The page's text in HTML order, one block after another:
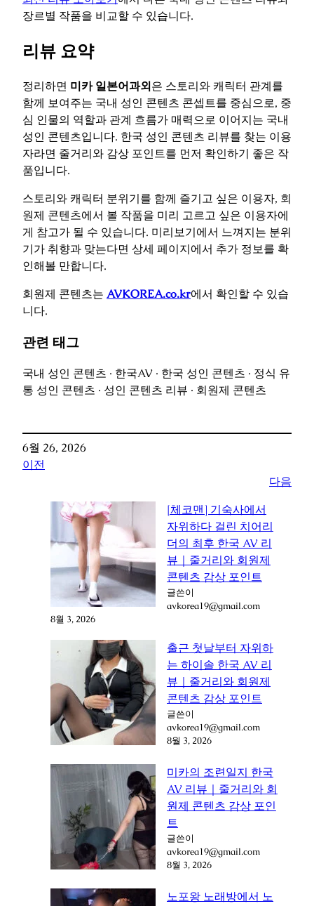
장르별 작품을 비교할 수 있습니다.
리뷰 요약
정리하면 미카 일본어과외은 스토리와 캐릭터 관계를
함께 보여주는 국내 성인 콘텐츠 콘셉트를 중심으로, 중
심 인물의 역할과 관계 흐름가 매력으로 이어지는 국내
성인 콘텐츠입니다. 한국 성인 콘텐츠 리뷰를 찾는 이용
자라면 줄거리와 감상 포인트를 먼저 확인하기 좋은 작
품입니다.
스토리와 캐릭터 분위기를 함께 즐기고 싶은 이용자, 회
원제 콘텐츠에서 볼 작품을 미리 고르고 싶은 이용자에
게 참고가 될 수 있습니다. 미리보기에서 느껴지는 분위
기가 취향과 맞는다면 상세 페이지에서 추가 정보를 확
인해볼 만합니다.
회원제 콘텐츠는 AVKOREA.co.kr에서 확인할 수 있습
니다.
관련 태그
국내 성인 콘텐츠 · 한국AV · 한국 성인 콘텐츠 · 정식 유
통 성인 콘텐츠 · 성인 콘텐츠 리뷰 · 회원제 콘텐츠
6월 26, 2026
이전
다음
[체코맨] 기숙사에서
자위하다 걸린 치어리
더의 최후 한국 AV 리
뷰｜줄거리와 회원제
콘텐츠 감상 포인트
글쓴이
avkorea19@gmail.com
8월 3, 2026
출근 첫날부터 자위하
는 하이솔 한국 AV 리
뷰｜줄거리와 회원제
콘텐츠 감상 포인트
글쓴이
avkorea19@gmail.com
8월 3, 2026
미카의 조련일지 한국
AV 리뷰｜줄거리와 회
원제 콘텐츠 감상 포인
트
글쓴이
avkorea19@gmail.com
8월 3, 2026
노포왕 노래방에서 노